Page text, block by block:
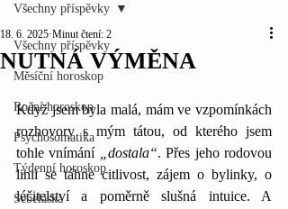
Všechny příspěvky
Měsíční horoskop
Roční horoskop
Psychosomatika
Týdenní horoskop
Sebeláska
Všechny příspěvky
NUTNÁ VÝMĚNA
18. 6. 2025 Minut čtení: 2
Když jsem byla malá, mám ve vzpomínkách
rozhovory s mým tátou, od kterého jsem
tohle vnímání
„dostala“. Přes jeho rodovou
linii se táhne citlivost, zájem o bylinky, o
léčitelství a poměrně slušná intuice. A